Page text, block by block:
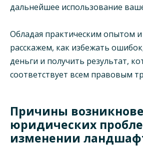
дальнейшее использование
Обладая практическим опытом
расскажем, как избежать
деньги и получить результат,
соответствует всем правовым
Причины
юридических
изменении